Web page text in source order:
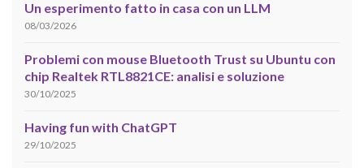
Un esperimento fatto in casa con un LLM
08/03/2026
Problemi con mouse Bluetooth Trust su Ubuntu con
chip Realtek RTL8821CE: analisi e soluzione
30/10/2025
Having fun with ChatGPT
29/10/2025